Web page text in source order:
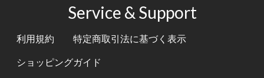
Service & Support
利用規約 特定商取引法に基づく表示
ショッピングガイド